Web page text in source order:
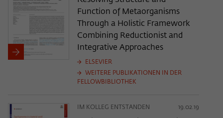
Function of Metaorganisms
Through a Holistic Framework
Combining Reductionist and
Integrative Approaches
ELSEVIER
WEITERE PUBLIKATIONEN IN DER
FELLOWBIBLIOTHEK
IM KOLLEG ENTSTANDEN 19.02.19